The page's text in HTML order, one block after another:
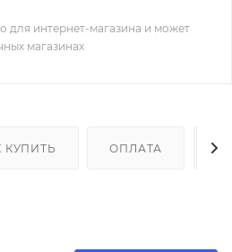
для интернет-магазина и может
магазинах
КУПИТЬ ОПЛАТА